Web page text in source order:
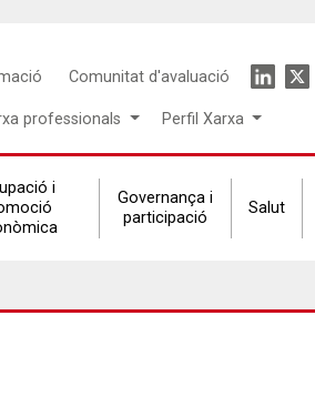
Comunitat d'avaluació
Icon
menu
professionals Perfil Xarxa
i
Governança i
participació
Salut